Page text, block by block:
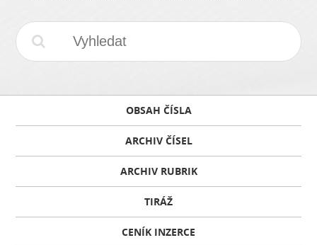
OBSAH ČÍSLA
ARCHIV ČÍSEL
ARCHIV RUBRIK
TIRÁŽ
CENÍK INZERCE